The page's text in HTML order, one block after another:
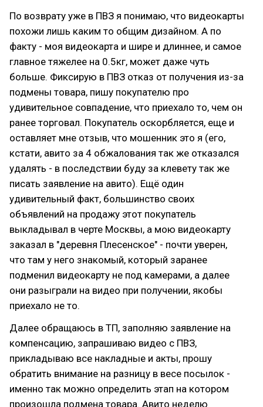
По возврату уже в ПВЗ я понимаю, что видеокарты
похожи лишь каким то общим дизайном. А по
факту - моя видеокарта и шире и длиннее, и самое
главное тяжелее на 0.5кг, может даже чуть
больше. Фиксирую в ПВЗ отказ от получения из-за
подмены товара, пишу покупателю про
удивительное совпадение, что приехало то, чем он
ранее торговал. Покупатель оскорбляется, еще и
оставляет мне отзыв, что мошенник это я (его,
кстати, авито за 4 обжалования так же отказался
удалять - в последствии буду за клевету так же
писать заявление на авито). Ещё один
удивительный факт, большинство своих
объявлений на продажу этот покупатель
выкладывал в черте Москвы, а мою видеокарту
заказал в "деревня Плесенское" - почти уверен,
что там у него знакомый, который заранее
подменил видеокарту не под камерами, а далее
они разыграли на видео при получении, якобы
приехало не то.
Далее обращаюсь в ТП, заполняю заявление на
компенсацию, запрашиваю видео с ПВЗ,
прикладываю все накладные и акты, прошу
обратить внимание на разницу в весе посылок -
именно так можно определить этап на котором
произошла подмена товара. Авито неделю